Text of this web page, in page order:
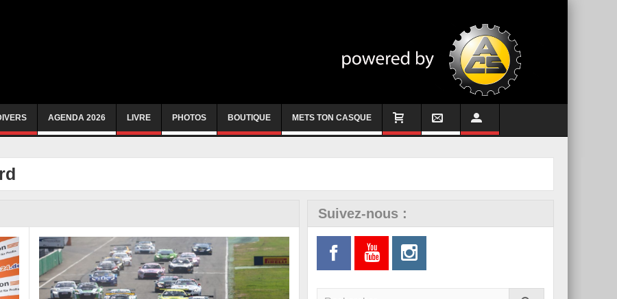
AGENDA 2026 LIVRE PHOTOS BOUTIQUE METS TON CASQUE
Suivez-nous :